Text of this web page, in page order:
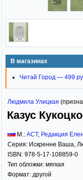
В магазинах
Читай Город — 499
Людмила Улицкая
Казус
М.: АСТ, Редакция
Серия: Искренне Ваша,
ISBN: 978-5-17-108859-0
Тип обложки: мягкая
Формат: другой